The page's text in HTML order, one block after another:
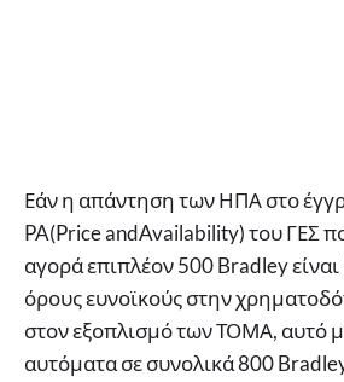
Εάν η απάντηση των ΗΠΑ στο
PA(Price andAvailability) του ΓΕΣ
αγορά επιπλέον 500 Bradley είναι
όρους ευνοϊκούς στην
στον εξοπλισμό των ΤΟΜΑ, αυτό
αυτόματα σε συνολικά 800